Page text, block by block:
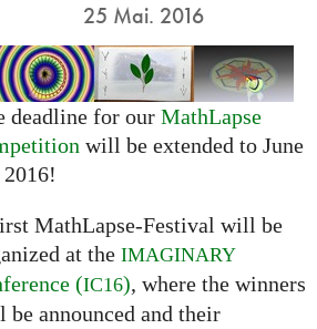
25 Mai. 2016
deadline for our MathLapse
will be extended to June
2016!
MathLapse-Festival will be
at the IMAGINARY
(IC16), where the winners
be announced and their